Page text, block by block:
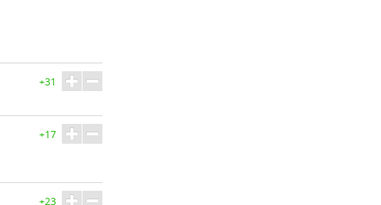
+31
+17
+23